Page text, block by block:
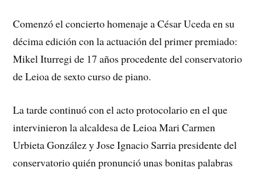
Comenzó el concierto homenaje a César Uceda en su
décima edición con la actuación del primer premiado:
Mikel Iturregi de 17 años procedente del conservatorio
de Leioa de sexto curso de piano.
La tarde continuó con el acto protocolario en el que
intervinieron la alcaldesa de LeioaMari Carmen
Urbieta González yJose Ignacio Sarria presidente del
conservatorio quién pronunció unas bonitas palabras